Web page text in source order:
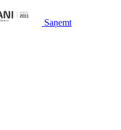
Saņemt